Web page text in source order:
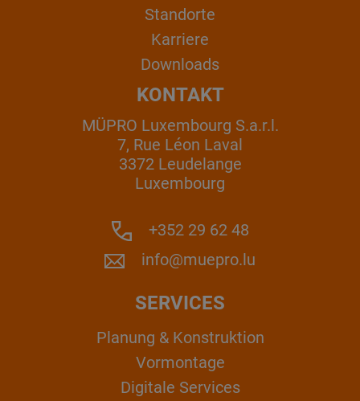
Standorte
Karriere
Downloads
KONTAKT
MÜPRO Luxembourg S.a.r.l.
7, Rue Léon Laval
3372 Leudelange
Luxembourg
+352 29 62 48
info@muepro.lu
SERVICES
Planung & Konstruktion
Vormontage
Digitale Services